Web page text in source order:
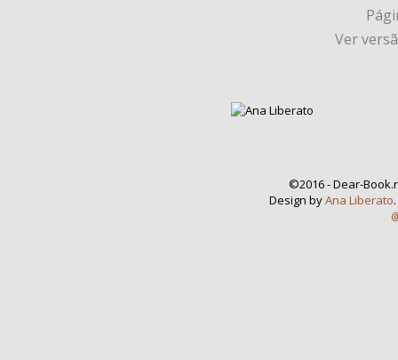
Ver
©2016 - Dear-
Design byAna Liberato